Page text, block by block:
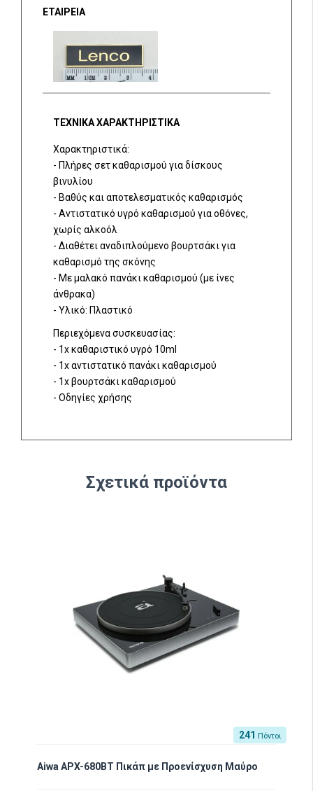
ΕΤΑΙΡΕΙΑ
ΤΕΧΝΙΚΑ ΧΑΡΑΚΤΗΡΙΣΤΙΚΑ
Χαρακτηριστικά:
- Πλήρες σετ καθαρισμού για δίσκους
βινυλίου
- Βαθύς και αποτελεσματικός καθαρισμός
- Αντιστατικό υγρό καθαρισμού για οθόνες,
χωρίς αλκοόλ
- Διαθέτει αναδιπλούμενο βουρτσάκι για
καθαρισμό της σκόνης
- Με μαλακό πανάκι καθαρισμού (με ίνες
άνθρακα)
- Υλικό: Πλαστικό
Περιεχόμενα συσκευασίας:
- 1x καθαριστικό υγρό 10ml
- 1x αντιστατικό πανάκι καθαρισμού
- 1x βουρτσάκι καθαρισμού
- Οδηγίες χρήσης
Σχετικά προϊόντα
241 Πόντοι
Aiwa APX-680BT Πικάπ με Προενίσχυση Μαύρο